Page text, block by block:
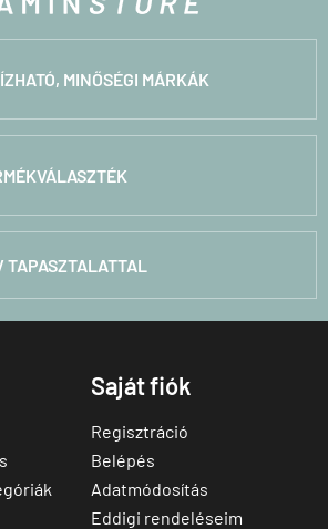
MINŐSÉGI MÁRKÁK
TAPASZTALATTAL
Saját fiók
Regisztráció
Belépés
Adatmódosítás
Eddigi rendeléseim